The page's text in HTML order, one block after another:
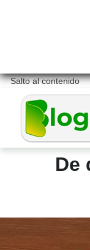
Salto al contenido
De